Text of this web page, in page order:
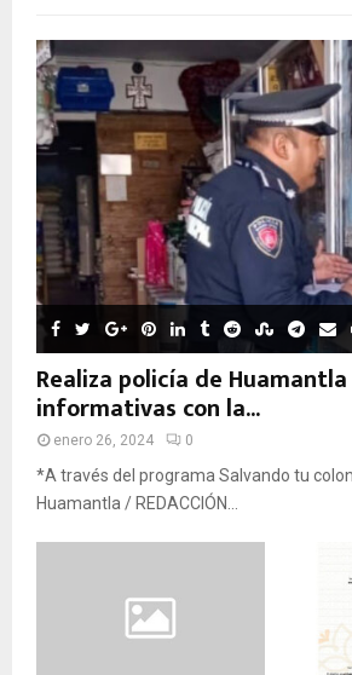
Realiza policía de
informativas con la...
enero 26, 2024 0
*A través del programa Salvando tu
Huamantla / REDACCIÓN...